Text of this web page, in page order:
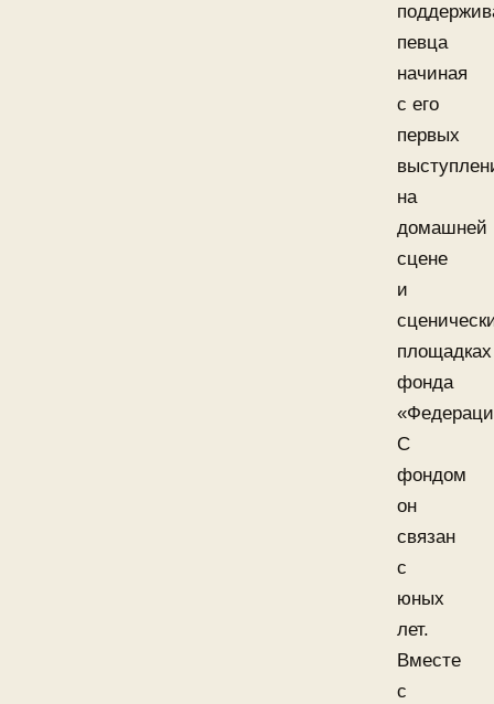
певца
начиная
с его
первых
на
домашней
сцене
и
площадках
фонда
С
фондом
он
связан
с
юных
лет.
Вместе
с